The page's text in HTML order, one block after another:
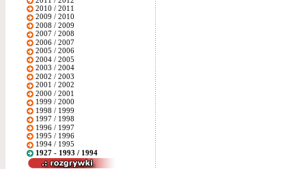
2010 / 2011
2009 / 2010
2008 / 2009
2007 / 2008
2006 / 2007
2005 / 2006
2004 / 2005
2003 / 2004
2002 / 2003
2001 / 2002
2000 / 2001
1999 / 2000
1998 / 1999
1997 / 1998
1996 / 1997
1995 / 1996
1994 / 1995
1927 - 1993 / 1994